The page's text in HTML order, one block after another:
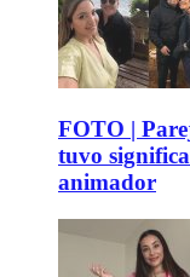
FOTO |
tuvo
animador